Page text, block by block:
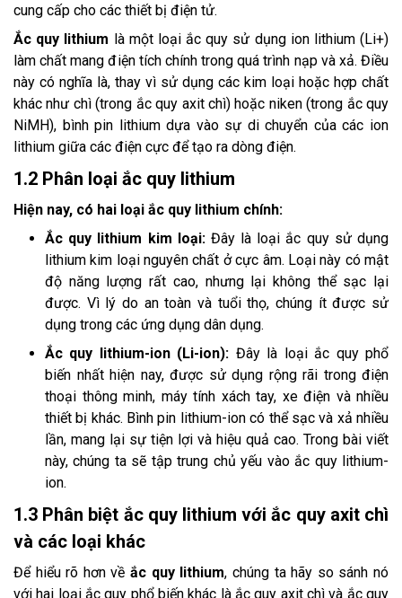
cung cấp cho các thiết bị điện tử.
Ắc quy lithium là một loại ắc quy sử dụng ion lithium (Li+)
làm chất mang điện tích chính trong quá trình nạp và xả. Điều
này có nghĩa là, thay vì sử dụng các kim loại hoặc hợp chất
khác như chì (trong ắc quy axit chì) hoặc niken (trong ắc quy
NiMH), bình pin lithium dựa vào sự di chuyển của các ion
lithium giữa các điện cực để tạo ra dòng điện.
1.2 Phân loại ắc quy lithium
Hiện nay, có hai loại ắc quy lithium chính:
Ắc quy lithium kim loại:Đây là loại ắc quy sử dụng
lithium kim loại nguyên chất ở cực âm. Loại này có mật
độ năng lượng rất cao, nhưng lại không thể sạc lại
được. Vì lý do an toàn và tuổi thọ, chúng ít được sử
dụng trong các ứng dụng dân dụng.
Ắc quy lithium-ion (Li-ion): Đây là loại ắc quy phổ
biến nhất hiện nay, được sử dụng rộng rãi trong điện
thoại thông minh, máy tính xách tay, xe điện và nhiều
thiết bị khác. Bình pin lithium-ion có thể sạc và xả nhiều
lần, mang lại sự tiện lợi và hiệu quả cao. Trong bài viết
này, chúng ta sẽ tập trung chủ yếu vào ắc quy lithium-
ion.
1.3 Phân biệt ắc quy lithium với ắc quy axit chì
và các loại khác
Để hiểu rõ hơn vềắc quy lithium, chúng ta hãy so sánh nó
với hai loại ắc quy phổ biến khác là ắc quy axit chì và ắc quy